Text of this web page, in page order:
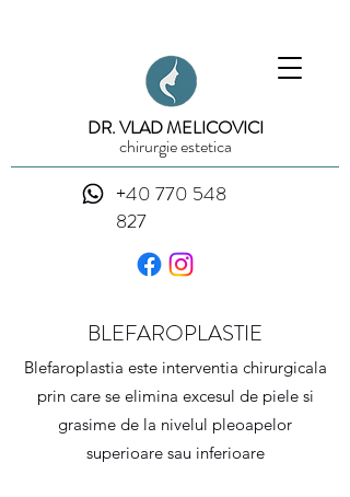
+40 770 548
827
DR. VLAD MELICOVICI
chirurgie estetica
BLEFAROPLASTIE
Blefaroplastia este interventia chirurgicala
prin care se elimina excesul de piele si
grasime de la nivelul pleoapelor
superioare sau inferioare